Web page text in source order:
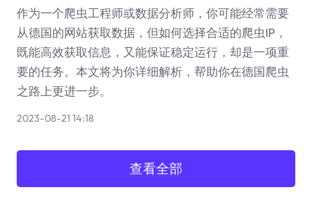
作为一个爬虫工程师或数据分析师，你可能经常需要
从德国的网站获取数据，但如何选择合适的爬虫IP，
既能高效获取信息，又能保证稳定运行，却是一项重
要的任务。本文将为你详细解析，帮助你在德国爬虫
之路上更进一步。
2023-08-21 14:18
查看全部